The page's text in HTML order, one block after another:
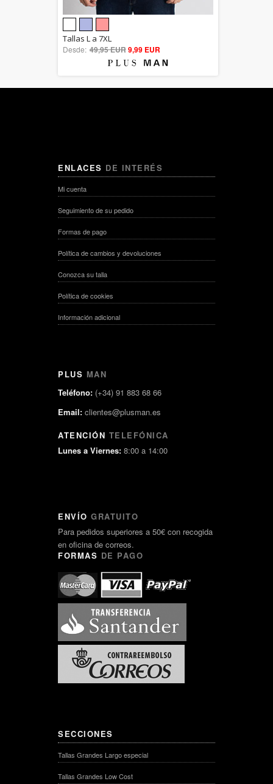
out of 5
Tallas L a 7XL
Desde: 49,95 EUR9,99 EUR
ENLACES DE INTERÉS
Mi cuenta
Seguimiento de su pedido
Formas de pago
Política de cambios y devoluciones
Conozca su talla
Política de cookies
Información adicional
PLUS MAN
Teléfono: (+34) 91 883 68 66
Email: clientes@plusman.es
ATENCIÓN TELEFÓNICA
Lunes a Viernes: 8:00 a 14:00
ENVÍO GRATUITO
Para pedidos superiores a 50€ con recogida
en oficina de correos.
FORMAS DE PAGO
SECCIONES
Tallas Grandes Largo especial
Tallas Grandes Low Cost